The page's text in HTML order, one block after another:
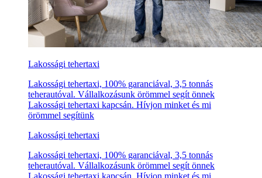
Lakossági tehertaxi
Lakossági tehertaxi, 100% garanciával, 3,5 tonnás
teherautóval. Vállalkozásunk örömmel segít önnek
Lakossági tehertaxi kapcsán. Hívjon minket és mi
örömmel segítünk
Lakossági tehertaxi
Lakossági tehertaxi, 100% garanciával, 3,5 tonnás
teherautóval. Vállalkozásunk örömmel segít önnek